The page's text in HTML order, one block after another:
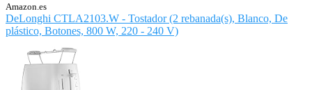
Amazon.es
DeLonghi CTLA2103.W - Tostador (2 rebanada(s), Blanco, De
plástico, Botones, 800 W, 220 - 240 V)